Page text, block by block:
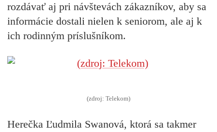
rozdávať aj pri návštevách zákazníkov, aby sa
informácie dostali nielen k seniorom, ale aj k
ich rodinným príslušníkom.
(zdroj: Telekom)
Herečka Ľudmila Swanová, ktorá sa takmer